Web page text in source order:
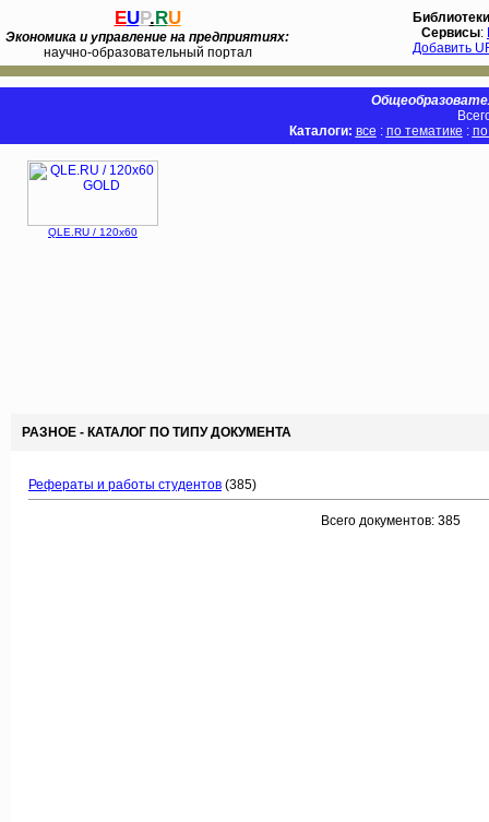
EUP.RU
Экономика и управление на предприятиях:
научно-образовательный портал
Библиотеки
Сервисы:
Добавить
Каталоги: все : по тематике :
QLE.RU / 120x60
РАЗНОЕ - КАТАЛОГ ПО ТИПУ ДОКУМЕНТА
Рефераты и работы студентов (385)
Всего документов: 385